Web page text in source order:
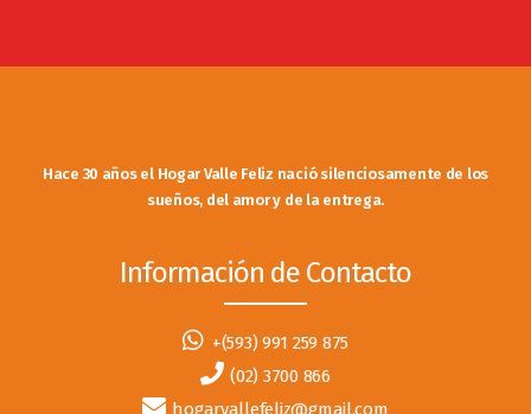
Hace 30 años el Hogar Valle Feliz nació silenciosamente de los
sueños, del amor y de la entrega.
Información de Contacto
+(593) 991 259 875
(02) 3700 866
hogarvallefeliz@gmail.com